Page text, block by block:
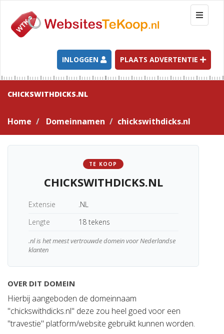
T
o
g
l
e
n
a
t
INLOGGEN PLAATS ADVERTENTIE
CHICKSWITHDICKS.NL
Home Domeinnamen chickswithdicks.nl
TE KOOP
CHICKSWITHDICKS.NL
Extensie
.NL
Lengte
18 tekens
.nl is het meest vertrouwde domein voor Nederlandse
klanten
OVER DIT DOMEIN
Hierbij aangeboden de domeinnaam
"chickswithdicks.nl" deze zou heel goed voor een
"travestie" platform/website gebruikt kunnen worden.